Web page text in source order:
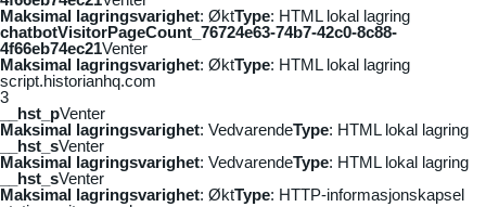
Maksimal lagringsvarighet: ØktType: HTML lokal lagring
chatbotVisitorPageCount_76724e63-74b7-42c0-8c88-
4f66eb74ec21Venter
Maksimal lagringsvarighet: ØktType: HTML lokal lagring
script.historianhq.com
3
__hst_pVenter
Maksimal lagringsvarighet: VedvarendeType: HTML lokal lagring
__hst_sVenter
Maksimal lagringsvarighet: VedvarendeType: HTML lokal lagring
__hst_sVenter
Maksimal lagringsvarighet: ØktType: HTTP-informasjonskapsel